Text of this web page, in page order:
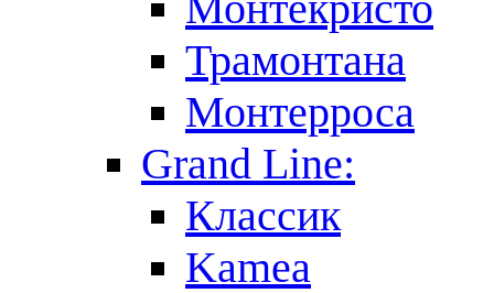
Трамонтана
Монтерроса
Grand Line:
Классик
Kamea